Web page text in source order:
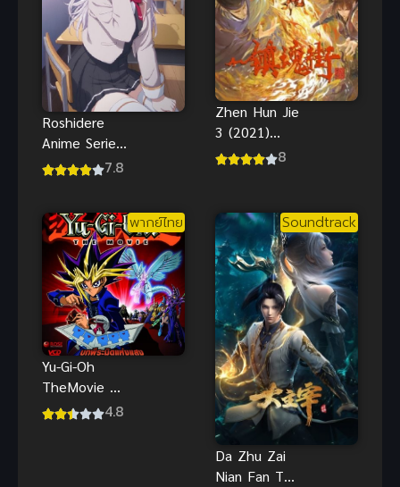
Roshidere
Anime Series
คุณอาเรียโต๊ะ
ภาพHD
7.8
Zhen Hun Jie
3 (2021)
เพชฌฆาตสับ
8
พากย์ไทย
Yu-Gi-Oh
TheMovie ยูกิ
เกมกลคน 4.8
Soundtrack
Da Zhu Zai
Nian Fan The